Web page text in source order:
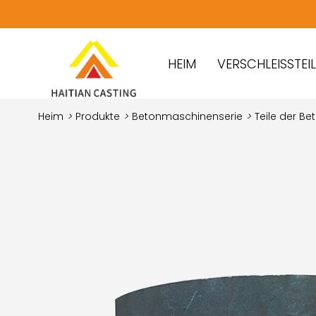
HEIM VERSCHLEISSTEILE
Heim > Produkte > Betonmaschinenserie > Teile der